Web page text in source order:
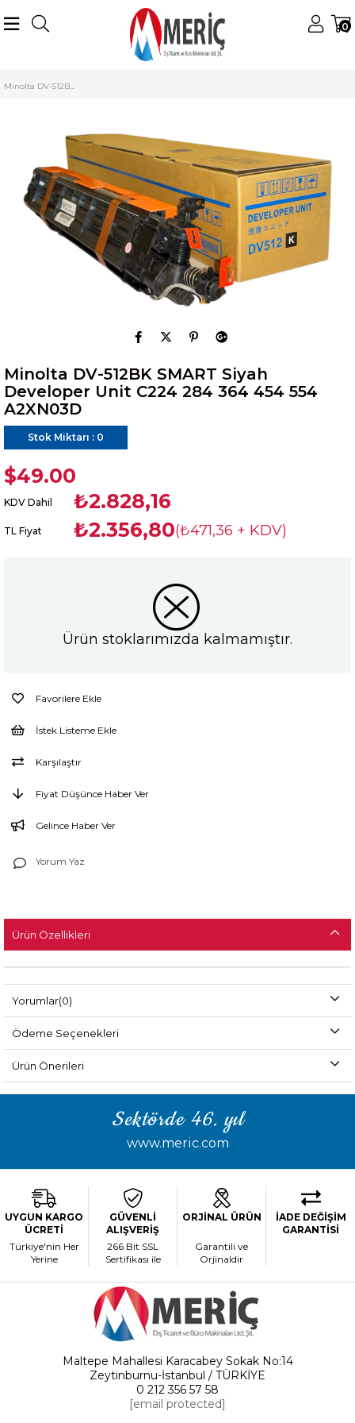
0
Minolta Starter (Developer)
Minolta DV-512BK SMART Siyah Developer Unit C224 284 364 454 554 A2XN03D
Minolta DV-512BK SMART Siyah
Developer Unit C224 284 364 454 554
A2XN03D
Stok Miktarı : 0
$49.00
KDV Dahil ₺2.828,16
TL Fiyat ₺2.356,80(₺471,36 + KDV)
Ürün stoklarımızda kalmamıştır.
Favorilere Ekle
İstek Listeme Ekle
Karşılaştır
Fiyat Düşünce Haber Ver
Gelince Haber Ver
Yorum Yaz
Ürün Özellikleri
Yorumlar(0)
Ödeme Seçenekleri
Ürün Önerileri
Sektörde 46. yıl
www.meric.com
UYGUN KARGO
ÜCRETİ
Türkiye'nin Her
Yerine
GÜVENLİ
ALIŞVERİŞ
266 Bit SSL
Sertifikası ile
ORJİNAL ÜRÜN
Garantili ve
Orjinaldir
İADE DEĞİŞİM
GARANTİSİ
Maltepe Mahallesi Karacabey Sokak No:14
Zeytinburnu-İstanbul / TÜRKİYE
0 212 356 57 58
[email protected]